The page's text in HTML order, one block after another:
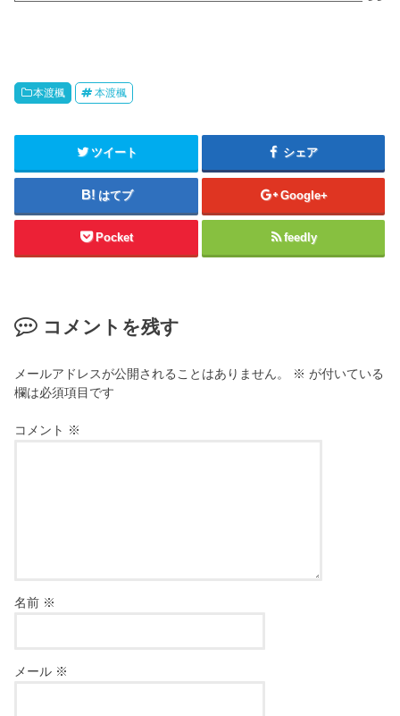
本渡楓 本渡楓
ツイート シェア
はてブ Google+
Pocket feedly
コメントを残す
メールアドレスが公開されることはありません。 ※ が付いている
欄は必須項目です
コメント ※
名前 ※
メール ※